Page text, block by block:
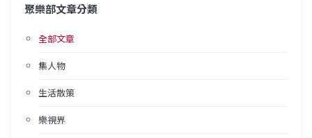
聚樂部文章分類
全部文章
集人物
生活散策
樂視界